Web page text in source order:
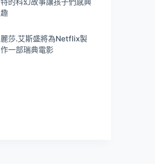
趣
麗莎.艾斯盛將為Netflix製
作一部瑞典電影